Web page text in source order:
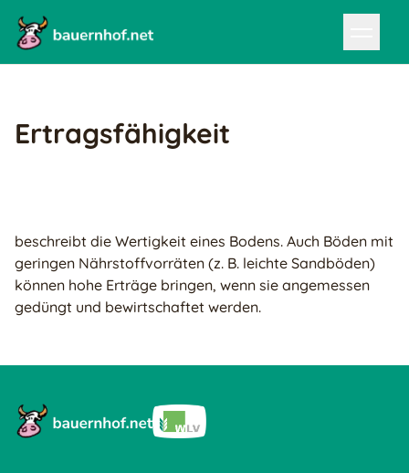
Ertragsfähigkeit
beschreibt die Wertigkeit eines Bodens. Auch Böden mit
geringen Nährstoffvorräten (z. B. leichte Sandböden)
können hohe Erträge bringen, wenn sie angemessen
gedüngt und bewirtschaftet werden.